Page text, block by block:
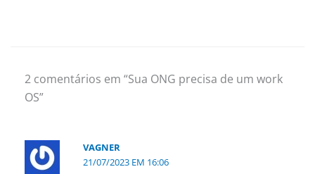
2 comentários em “Sua ONG precisa de um work
OS”
VAGNER
21/07/2023 EM 16:06